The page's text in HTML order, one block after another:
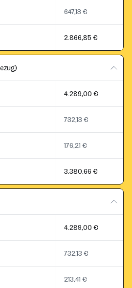
647,13 €
2.866,85 €
4.289,00 €
732,13 €
176,21 €
3.380,66 €
4.289,00 €
732,13 €
213,41 €